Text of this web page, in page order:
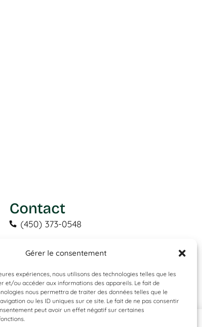
Gérer le consentement
expériences, nous utilisons des technologies telles que les
et/ou accéder aux informations des appareils. Le fait de
nous permettra de traiter des données telles que le
ou les ID uniques sur ce site. Le fait de ne pas consentir
peut avoir un effet négatif sur certaines
Contact
(450) 373-0548
Salaberry-de-Valleyfield, QC J6S 4Y2